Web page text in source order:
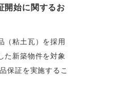
開始に関するお
（粘土瓦）を採用
た新築物件を対象
保証を実施するこ